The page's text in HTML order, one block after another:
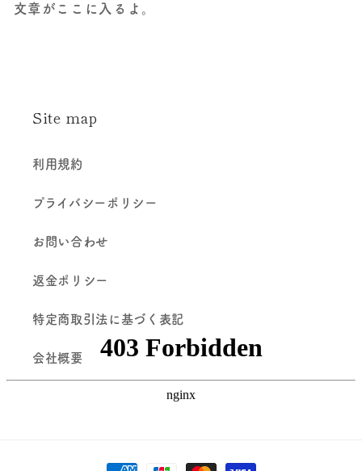
文章がここに入るよ。
Site map
利用規約
プライバシーポリシー
お問い合わせ
返金ポリシー
特定商取引法に基づく表記
会社概要
決